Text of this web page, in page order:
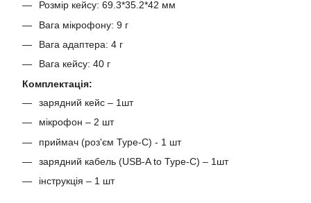
Розмір кейсу: 69.3*35.2*42 мм
Вага мікрофону: 9 г
Вага адаптера: 4 г
Вага кейсу: 40 г
Комплектація:
зарядний кейс – 1шт
мікрофон – 2 шт
приймач (роз'єм Type-C) - 1 шт
зарядний кабель (USB-A to Type-C) – 1шт
інструкція – 1 шт